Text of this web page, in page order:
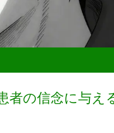
者の信念に与え